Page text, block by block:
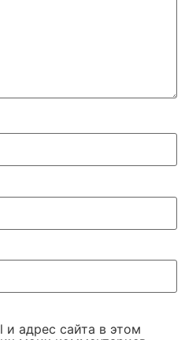
адрес сайта в этом